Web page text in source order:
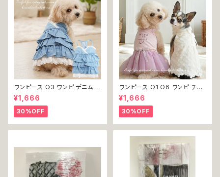
ワンピース O3 ワンピ デニム プ
リーツ レース 女の子 犬 犬服
小型 猫 服 洋服 ペット dog ド
ッグウェア おしゃれ かわいい 返
品交換不可
¥1,666
30%OFF
ワンピース O1 O6 ワンピ チュ
ール レース 花 フラワー 女の子
犬 犬服 小型 猫 服 洋服 ペット
dog ドッグウェア おしゃれ かわ
いい 返品交換不可
¥1,666
30%OFF